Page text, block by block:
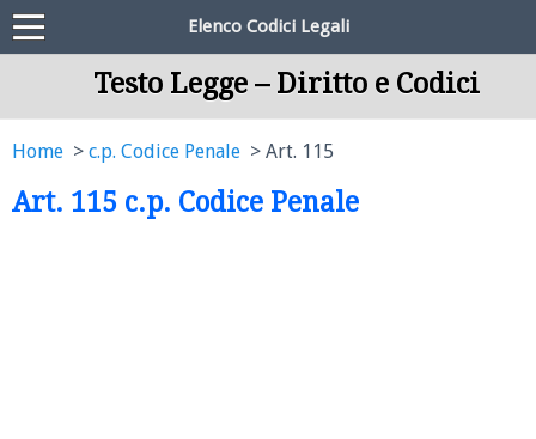
Elenco Codici Legali
Testo Legge – Diritto e Codici
Home c.p. Codice Penale Art. 115
Art. 115 c.p. Codice Penale